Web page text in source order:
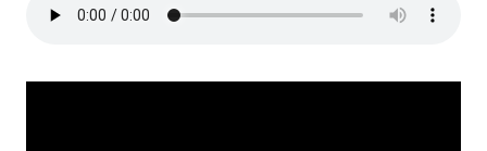
Carta Orgánica 2007